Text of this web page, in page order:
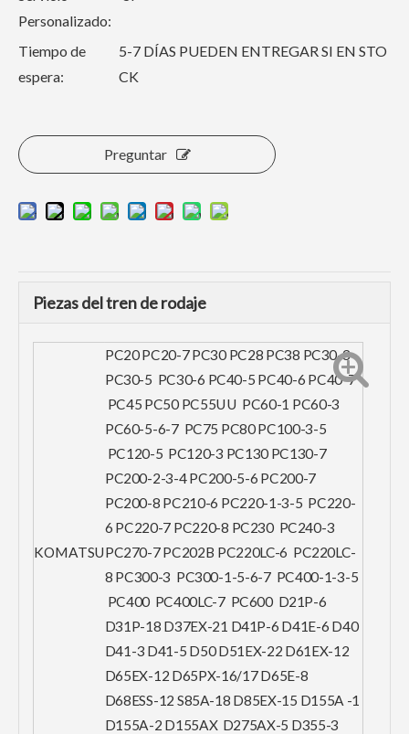
Personalizado:
Tiempo de
espera:
5-7 DÍAS PUEDEN ENTREGAR SI EN STO
CK
Preguntar
Piezas del tren de rodaje
KOMATSU
PC20 PC20-7 PC30 PC28 PC38 PC30-3
PC30-5 PC30-6 PC40-5 PC40-6 PC40-7
PC45 PC50 PC55UU PC60-1 PC60-3
PC60-5-6-7 PC75 PC80 PC100-3-5
PC120-5 PC120-3 PC130 PC130-7
PC200-2-3-4 PC200-5-6 PC200-7
PC200-8 PC210-6 PC220-1-3-5 PC220-
6 PC220-7 PC220-8 PC230 PC240-3
PC270-7 PC202B PC220LC-6 PC220LC-
8 PC300-3 PC300-1-5-6-7 PC400-1-3-5
PC400 PC400LC-7 PC600 D21P-6
D31P-18 D37EX-21 D41P-6 D41E-6 D40
D41-3 D41-5 D50 D51EX-22 D61EX-12
D65EX-12 D65PX-16/17 D65E-8
D68ESS-12 S85A-18 D85EX-15 D155A -1
D155A-2 D155AX D275AX-5 D355-3